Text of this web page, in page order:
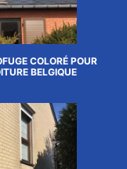
COLORÉ POUR
BELGIQUE